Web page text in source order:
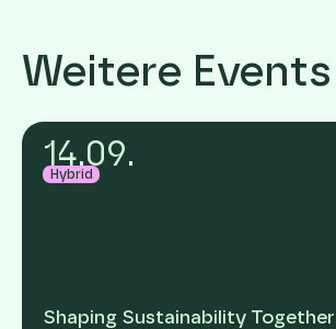
Weitere Events
Hybrid
14.09.
Shaping Sustainability